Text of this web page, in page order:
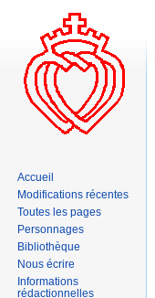
Accueil
Modifications récentes
Toutes les pages
Personnages
Bibliothèque
Nous écrire
Informations
rédactionnelles